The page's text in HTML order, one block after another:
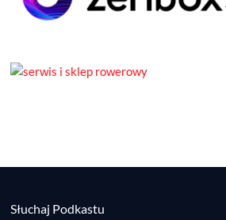
Słuchaj Podkastu